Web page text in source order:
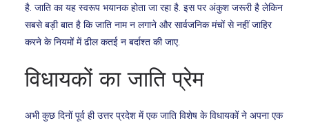
है. जाति का यह स्वरूप भयानक होता जा रहा है. इस पर अंकुश जरूरी है लेकिन
सबसे बड़ी बात है कि जाति नाम न लगाने और सार्वजनिक मंचों से नहीं जाहिर
करने के नियमों में ढील कतई न बर्दाश्त की जाए.
विधायकों का जाति प्रेम
अभी कुछ दिनों पूर्व ही उत्तर प्रदेश में एक जाति विशेष के विधायकों ने अपना एक